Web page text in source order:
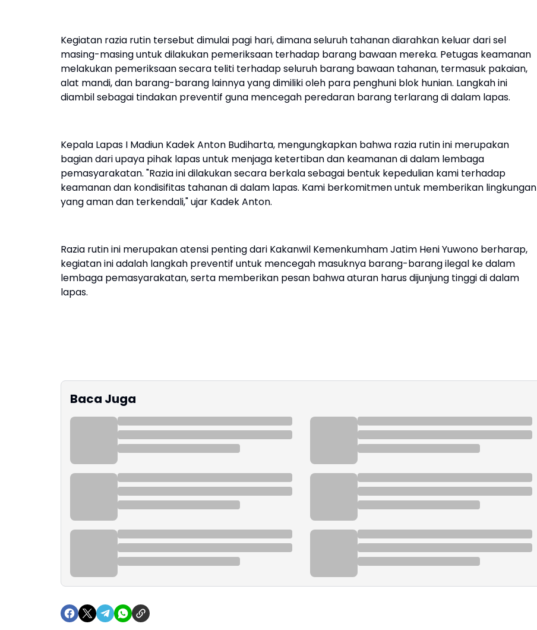
Kegiatan razia rutin tersebut dimulai pagi hari, dimana seluruh tahanan diarahkan keluar dari sel
masing-masing untuk dilakukan pemeriksaan terhadap barang bawaan mereka. Petugas keamanan
melakukan pemeriksaan secara teliti terhadap seluruh barang bawaan tahanan, termasuk pakaian,
alat mandi, dan barang-barang lainnya yang dimiliki oleh para penghuni blok hunian. Langkah ini
diambil sebagai tindakan preventif guna mencegah peredaran barang terlarang di dalam lapas.
Kepala Lapas I Madiun Kadek Anton Budiharta, mengungkapkan bahwa razia rutin ini merupakan
bagian dari upaya pihak lapas untuk menjaga ketertiban dan keamanan di dalam lembaga
pemasyarakatan. "Razia ini dilakukan secara berkala sebagai bentuk kepedulian kami terhadap
keamanan dan kondisifitas tahanan di dalam lapas. Kami berkomitmen untuk memberikan lingkungan
yang aman dan terkendali," ujar Kadek Anton.
Razia rutin ini merupakan atensi penting dari Kakanwil Kemenkumham Jatim Heni Yuwono berharap,
kegiatan ini adalah langkah preventif untuk mencegah masuknya barang-barang ilegal ke dalam
lembaga pemasyarakatan, serta memberikan pesan bahwa aturan harus dijunjung tinggi di dalam
lapas.
Baca Juga